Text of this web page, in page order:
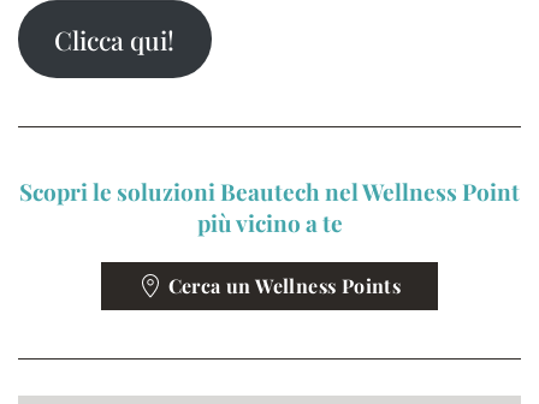
Clicca qui!
Scopri le soluzioni Beautech nel Wellness Point
più vicino a te
Cerca un Wellness Points